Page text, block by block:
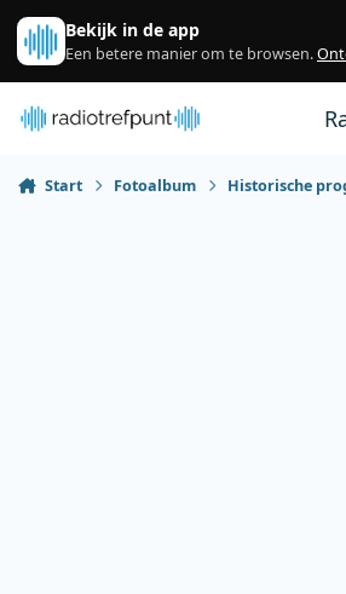
Spring naar bijdragen
Bekijk in de app
Een betere manier om te browsen.
Start Fotoalbum Historische